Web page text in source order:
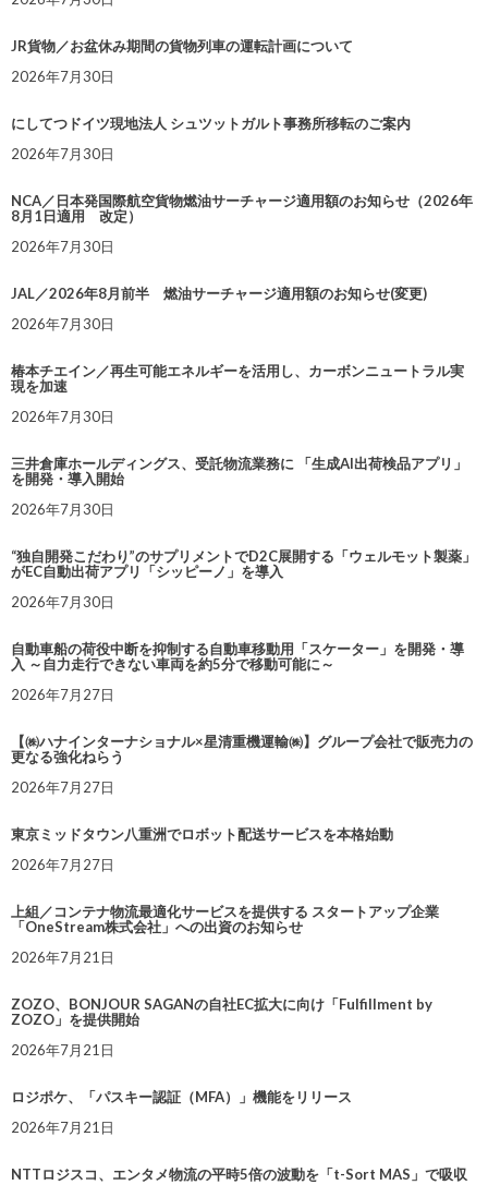
JR貨物／お盆休み期間の貨物列車の運転計画について
2026年7月30日
にしてつドイツ現地法人 シュツットガルト事務所移転のご案内
2026年7月30日
NCA／日本発国際航空貨物燃油サーチャージ適用額のお知らせ（2026年
8月1日適用 改定）
2026年7月30日
JAL／2026年8月前半 燃油サーチャージ適用額のお知らせ(変更)
2026年7月30日
椿本チエイン／再生可能エネルギーを活用し、カーボンニュートラル実
現を加速
2026年7月30日
三井倉庫ホールディングス、受託物流業務に 「生成AI出荷検品アプリ」
を開発・導入開始
2026年7月30日
“独自開発こだわり”のサプリメントでD2C展開する「ウェルモット製薬」
がEC自動出荷アプリ「シッピーノ」を導入
2026年7月30日
自動車船の荷役中断を抑制する自動車移動用「スケーター」を開発・導
入 ～自力走行できない車両を約5分で移動可能に～
2026年7月27日
【㈱ハナインターナショナル×星清重機運輸㈱】グループ会社で販売力の
更なる強化ねらう
2026年7月27日
東京ミッドタウン八重洲でロボット配送サービスを本格始動
2026年7月27日
上組／コンテナ物流最適化サービスを提供する スタートアップ企業
「OneStream株式会社」への出資のお知らせ
2026年7月21日
ZOZO、BONJOUR SAGANの自社EC拡大に向け「Fulfillment by
ZOZO」を提供開始
2026年7月21日
ロジポケ、「パスキー認証（MFA）」機能をリリース
2026年7月21日
NTTロジスコ、エンタメ物流の平時5倍の波動を「t-Sort MAS」で吸収